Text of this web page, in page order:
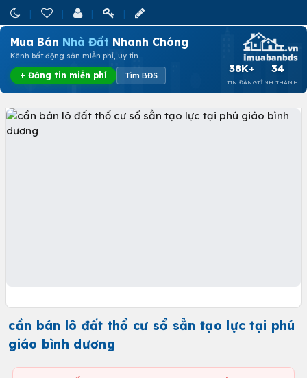
Mua Bán Nhà Đất Nhanh Chóng
Kênh bất động sản miễn phí, uy tín
+ Đăng tin miễn phí Tìm BĐS
38K+
TIN ĐĂNG
34
TỈNH THÀNH
cần bán lô đất thổ cư sổ sẳn tạo lực tại phú
giáo bình dương